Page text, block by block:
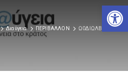
Διαύγεια ΠΕΡΙΒΑΛΛΟΝ Ω0ΔΙΩΛΒ-ΤΔΡ